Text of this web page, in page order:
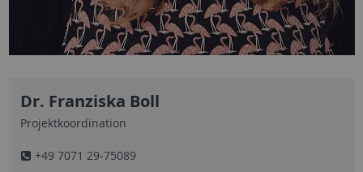
Dr. Franziska Boll
Projektkoordination
+49 7071 29-75089